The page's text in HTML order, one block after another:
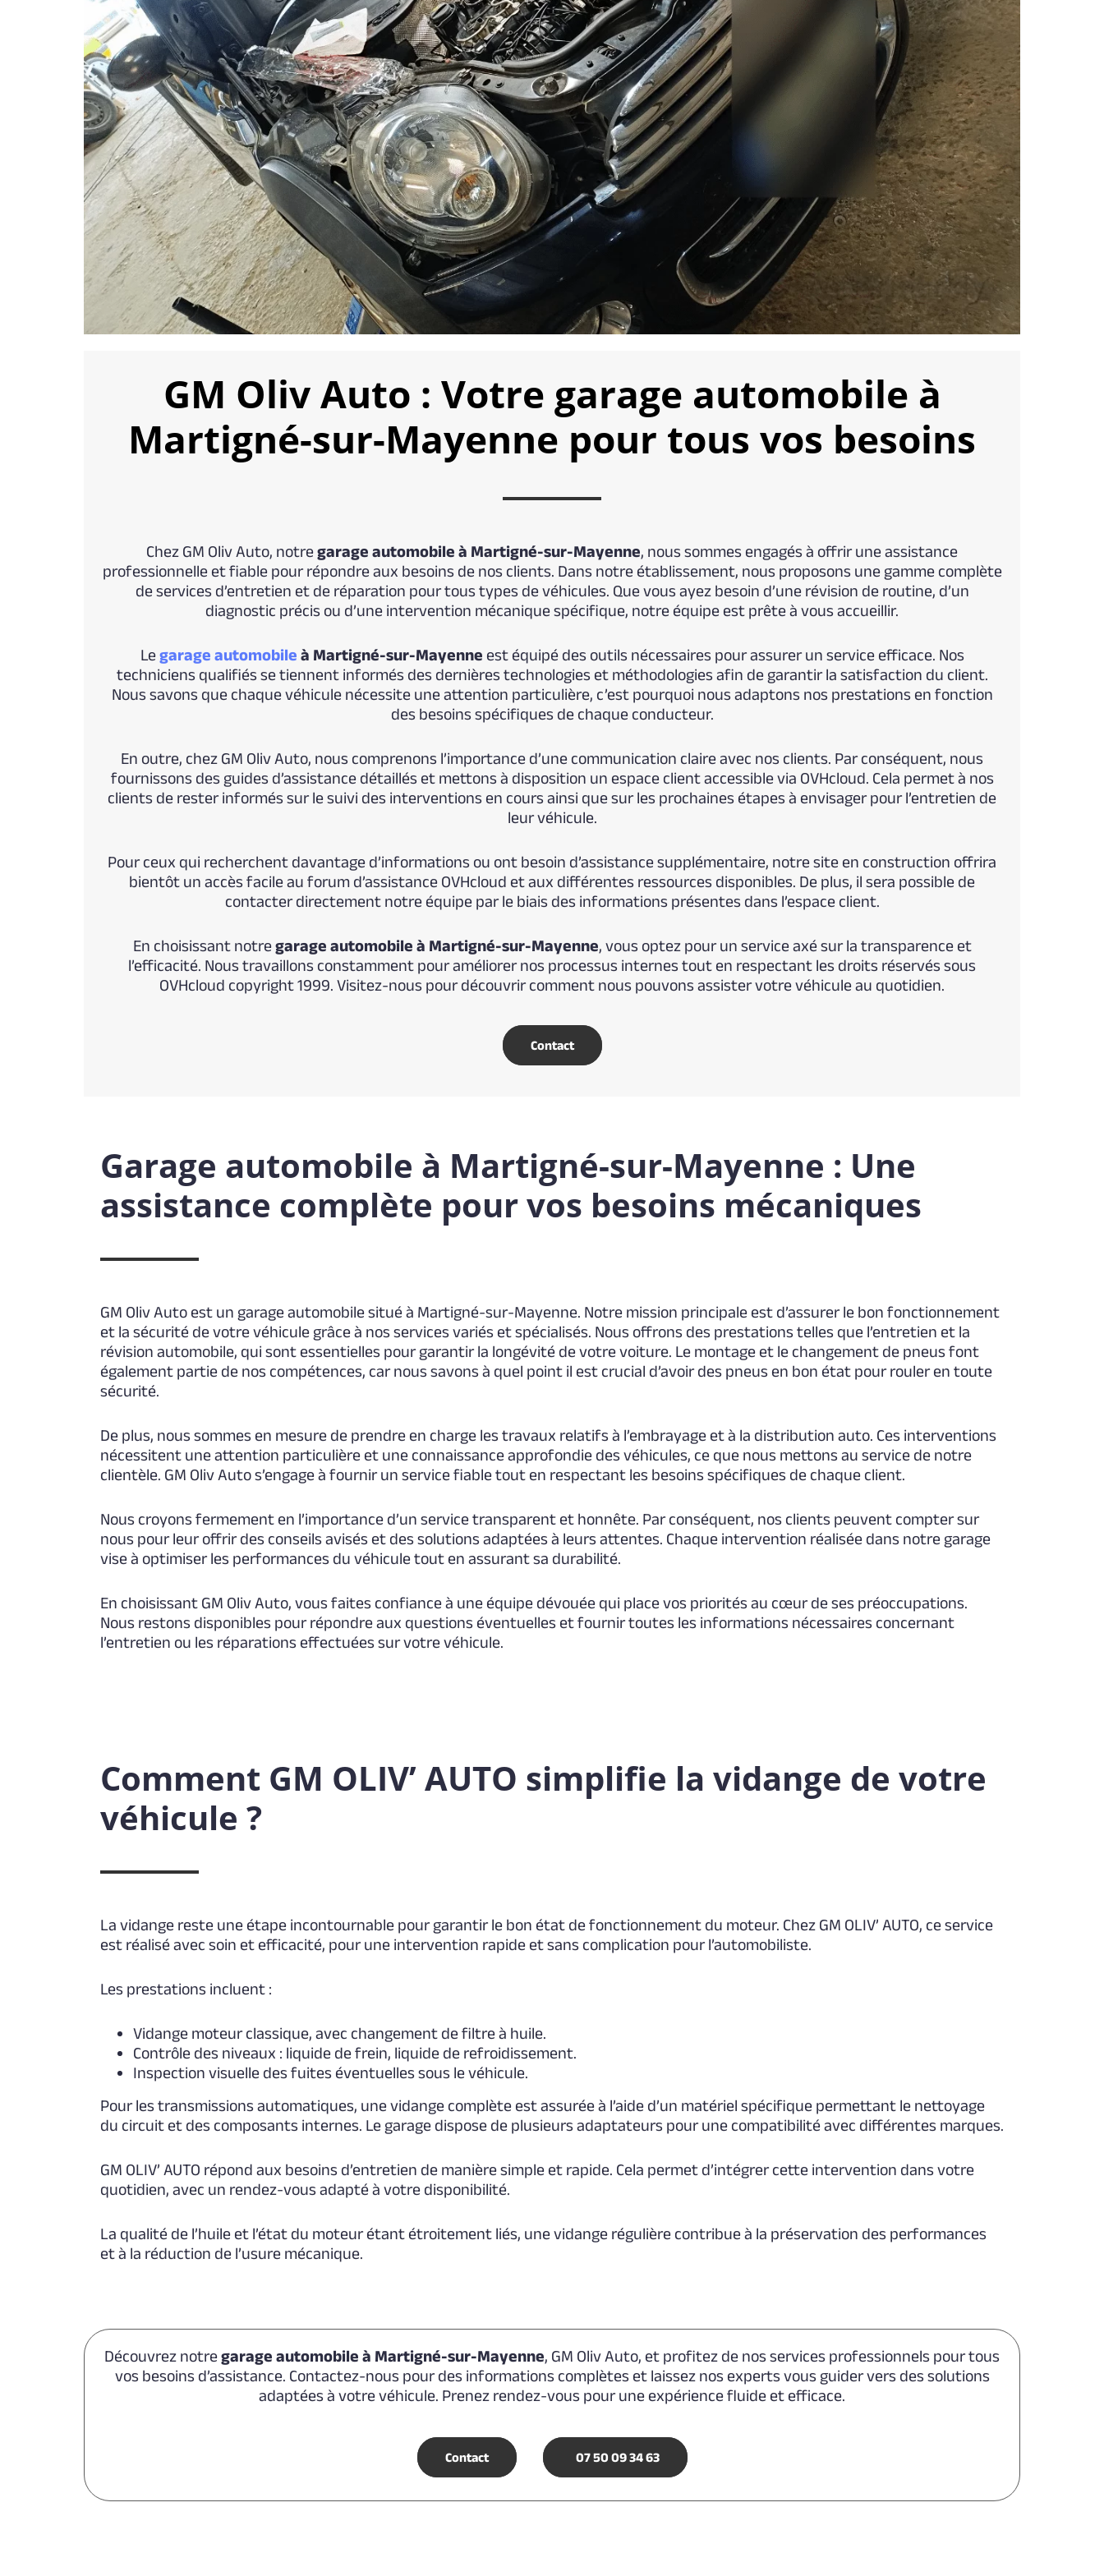
GM Oliv Auto : Votre garage automobile à
Martigné-sur-Mayenne pour tous vos besoins
Chez GM Oliv Auto, notregarage automobile à Martigné-sur-Mayenne, nous sommes engagés à offrir une assistance
professionnelle et fiable pour répondre aux besoins de nos clients. Dans notre établissement, nous proposons une gamme complète
de services d’entretien et de réparation pour tous types de véhicules. Que vous ayez besoin d’une révision de routine, d’un
diagnostic précis ou d’une intervention mécanique spécifique, notre équipe est prête à vous accueillir.
Legarage automobile à Martigné-sur-Mayenne est équipé des outils nécessaires pour assurer un service efficace. Nos
techniciens qualifiés se tiennent informés des dernières technologies et méthodologies afin de garantir la satisfaction du client.
Nous savons que chaque véhicule nécessite une attention particulière, c’est pourquoi nous adaptons nos prestations en fonction
des besoins spécifiques de chaque conducteur.
En outre, chez GM Oliv Auto, nous comprenons l’importance d’une communication claire avec nos clients. Par conséquent, nous
fournissons des guides d’assistance détaillés et mettons à disposition un espace client accessible via OVHcloud. Cela permet à nos
clients de rester informés sur le suivi des interventions en cours ainsi que sur les prochaines étapes à envisager pour l’entretien de
leur véhicule.
Pour ceux qui recherchent davantage d’informations ou ont besoin d’assistance supplémentaire, notre site en construction offrira
bientôt un accès facile au forum d’assistance OVHcloud et aux différentes ressources disponibles. De plus, il sera possible de
contacter directement notre équipe par le biais des informations présentes dans l’espace client.
En choisissant notregarage automobile à Martigné-sur-Mayenne, vous optez pour un service axé sur la transparence et
l’efficacité. Nous travaillons constamment pour améliorer nos processus internes tout en respectant les droits réservés sous
OVHcloud copyright 1999. Visitez-nous pour découvrir comment nous pouvons assister votre véhicule au quotidien.
Contact
Garage automobile à Martigné-sur-Mayenne : Une
assistance complète pour vos besoins mécaniques
GM Oliv Auto est un garage automobile situé à Martigné-sur-Mayenne. Notre mission principale est d’assurer le bon fonctionnement
et la sécurité de votre véhicule grâce à nos services variés et spécialisés. Nous offrons des prestations telles que l’entretien et la
révision automobile, qui sont essentielles pour garantir la longévité de votre voiture. Le montage et le changement de pneus font
également partie de nos compétences, car nous savons à quel point il est crucial d’avoir des pneus en bon état pour rouler en toute
sécurité.
De plus, nous sommes en mesure de prendre en charge les travaux relatifs à l’embrayage et à la distribution auto. Ces interventions
nécessitent une attention particulière et une connaissance approfondie des véhicules, ce que nous mettons au service de notre
clientèle. GM Oliv Auto s’engage à fournir un service fiable tout en respectant les besoins spécifiques de chaque client.
Nous croyons fermement en l’importance d’un service transparent et honnête. Par conséquent, nos clients peuvent compter sur
nous pour leur offrir des conseils avisés et des solutions adaptées à leurs attentes. Chaque intervention réalisée dans notre garage
vise à optimiser les performances du véhicule tout en assurant sa durabilité.
En choisissant GM Oliv Auto, vous faites confiance à une équipe dévouée qui place vos priorités au cœur de ses préoccupations.
Nous restons disponibles pour répondre aux questions éventuelles et fournir toutes les informations nécessaires concernant
l’entretien ou les réparations effectuées sur votre véhicule.
Comment GM OLIV’ AUTO simplifie la vidange de votre
véhicule ?
La vidange reste une étape incontournable pour garantir le bon état de fonctionnement du moteur. Chez GM OLIV’ AUTO, ce service
est réalisé avec soin et efficacité, pour une intervention rapide et sans complication pour l’automobiliste.
Les prestations incluent :
Vidange moteur classique, avec changement de filtre à huile.
Contrôle des niveaux : liquide de frein, liquide de refroidissement.
Inspection visuelle des fuites éventuelles sous le véhicule.
Pour les transmissions automatiques, une vidange complète est assurée à l’aide d’un matériel spécifique permettant le nettoyage
du circuit et des composants internes. Le garage dispose de plusieurs adaptateurs pour une compatibilité avec différentes marques.
GM OLIV’ AUTO répond aux besoins d’entretien de manière simple et rapide. Cela permet d’intégrer cette intervention dans votre
quotidien, avec un rendez-vous adapté à votre disponibilité.
La qualité de l’huile et l’état du moteur étant étroitement liés, une vidange régulière contribue à la préservation des performances
et à la réduction de l’usure mécanique.
Découvrez notregarage automobile à Martigné-sur-Mayenne, GM Oliv Auto, et profitez de nos services professionnels pour tous
vos besoins d’assistance. Contactez-nous pour des informations complètes et laissez nos experts vous guider vers des solutions
adaptées à votre véhicule. Prenez rendez-vous pour une expérience fluide et efficace.
Contact 07 50 09 34 63